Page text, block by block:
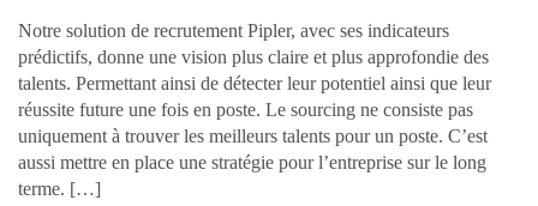
gestion de carrière avec Pipler ?
Notre solution de recrutement Pipler, avec ses indicateurs
prédictifs, donne une vision plus claire et plus approfondie des
talents. Permettant ainsi de détecter leur potentiel ainsi que leur
réussite future une fois en poste. Le sourcing ne consiste pas
uniquement à trouver les meilleurs talents pour un poste. C’est
aussi mettre en place une stratégie pour l’entreprise sur le long
terme. […]